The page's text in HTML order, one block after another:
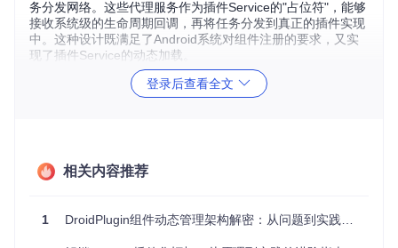
务分发网络。这些代理服务作为插件Service的"占位符"，能够
接收系统级的生命周期回调，再将任务分发到真正的插件实现
中。这种设计既满足了Android系统对组件注册的要求，又实
现了插件Service的动态加载。
改，将目标组件替换为预注册的代理Service，同时保留原始
的Intent信息用于后续任务分发。
登录后查看全文
相关内容推荐
1 DroidPlugin组件动态管理架构解密：从问题到实践的完整指南